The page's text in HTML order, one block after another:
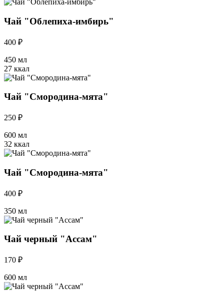
Чай "Облепиха-имбирь"
400 ₽
450 мл
27 ккал
Чай "Смородина-мята"
250 ₽
600 мл
32 ккал
Чай "Смородина-мята"
400 ₽
350 мл
Чай черный "Ассам"
170 ₽
600 мл